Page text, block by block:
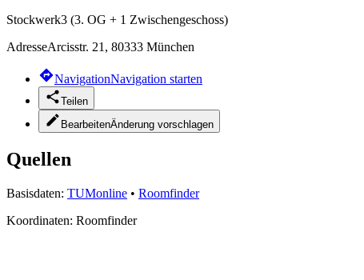
Stockwerk3 (3. OG + 1 Zwischengeschoss)
AdresseArcisstr. 21, 80333 München
NavigationNavigation starten
Teilen
BearbeitenÄnderung vorschlagen
Quellen
Basisdaten: TUMonline • Roomfinder
Koordinaten: Roomfinder